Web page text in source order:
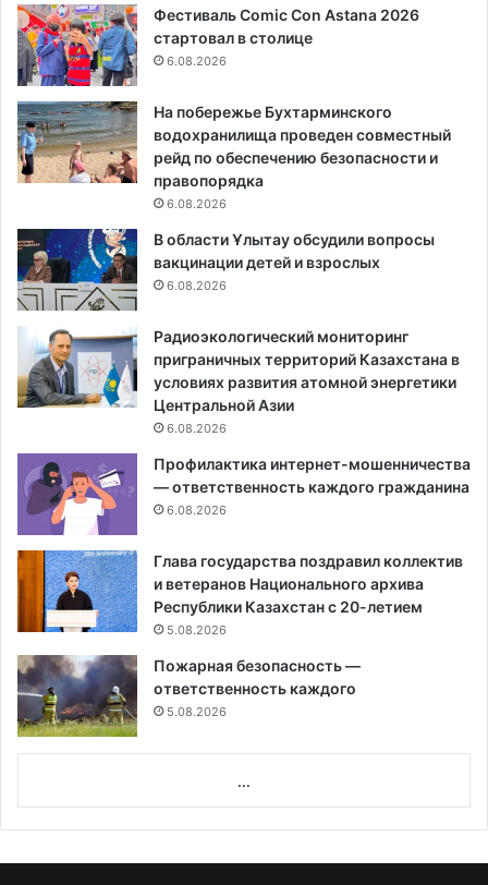
Фестиваль Comic Con Astana 2026
стартовал в столице
6.08.2026
На побережье Бухтарминского
водохранилища проведен совместный
рейд по обеспечению безопасности и
правопорядка
6.08.2026
В области Ұлытау обсудили вопросы
вакцинации детей и взрослых
6.08.2026
Радиоэкологический мониторинг
приграничных территорий Казахстана в
условиях развития атомной энергетики
Центральной Азии
6.08.2026
Профилактика интернет-мошенничества
— ответственность каждого гражданина
6.08.2026
Глава государства поздравил коллектив
и ветеранов Национального архива
Республики Казахстан с 20-летием
5.08.2026
Пожарная безопасность —
ответственность каждого
5.08.2026
...